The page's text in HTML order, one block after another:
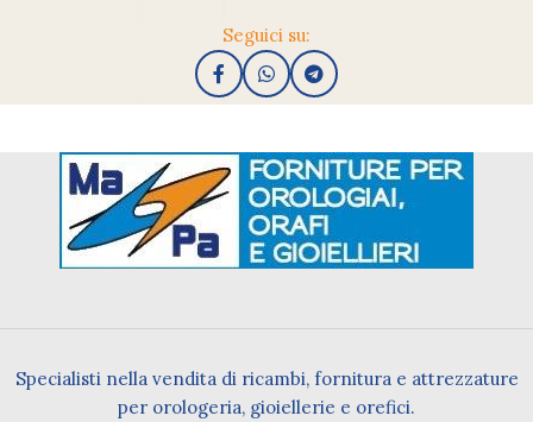
Seguici su:
Specialisti nella vendita di ricambi, fornitura e attrezzature
per orologeria, gioiellerie e orefici.